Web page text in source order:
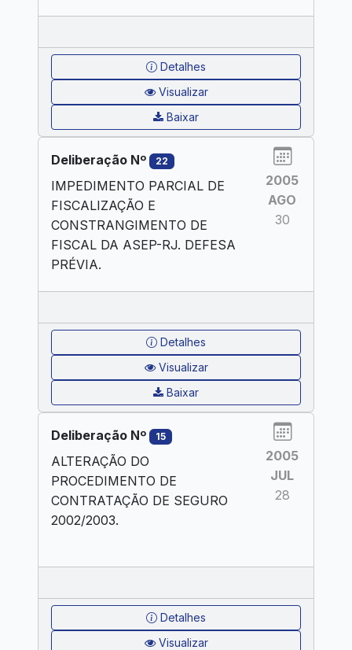
Detalhes
Visualizar
Baixar
Deliberação Nº 22
IMPEDIMENTO PARCIAL DE
FISCALIZAÇÃO E
CONSTRANGIMENTO DE
FISCAL DA ASEP-RJ. DEFESA
PRÉVIA.
2005
AGO
30
Detalhes
Visualizar
Baixar
Deliberação Nº 15
ALTERAÇÃO DO
PROCEDIMENTO DE
CONTRATAÇÃO DE SEGURO
2002/2003.
2005
JUL
28
Detalhes
Visualizar